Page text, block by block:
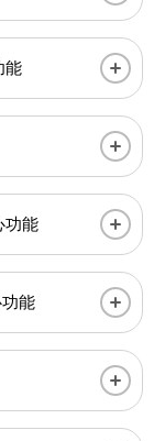
能
功能
能